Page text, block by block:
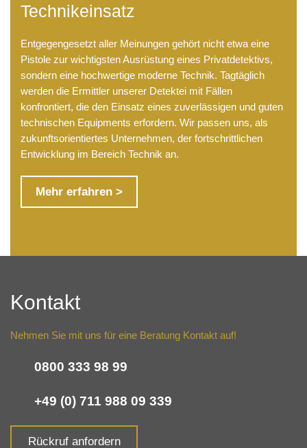
Technikeinsatz
Entgegengesetzt aller Meinungen gehört nicht etwa eine
Pistole zur wichtigsten Ausrüstung eines Privatdetektivs,
sondern eine hochwertige moderne Technik. Tagtäglich
werden die Ermittler unserer Detektei mit Fällen
konfrontiert, die den Einsatz eines zuverlässigen und guten
technischen Equipments erfordern. Wir passen uns, als
zukunftsorientiertes Unternehmen, der fortschrittlichen
Entwicklung im Bereich Technik an.
Mehr erfahren >
Kontakt
Nehmen Sie mit uns für eine Beratung Kontakt auf!
0800 333 98 99
+49 (0) 711 988 09 339
Rückruf anfordern